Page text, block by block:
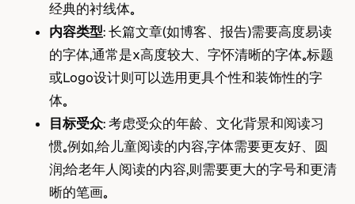
经典的衬线体。
内容类型： 长篇文章（如博客、报告）需要高度易读
的字体，通常是x高度较大、字怀清晰的字体。标题
或Logo设计则可以选用更具个性和装饰性的字
体。
目标受众： 考虑受众的年龄、文化背景和阅读习
惯。例如，给儿童阅读的内容，字体需要更友好、圆
润；给老年人阅读的内容，则需要更大的字号和更清
晰的笔画。